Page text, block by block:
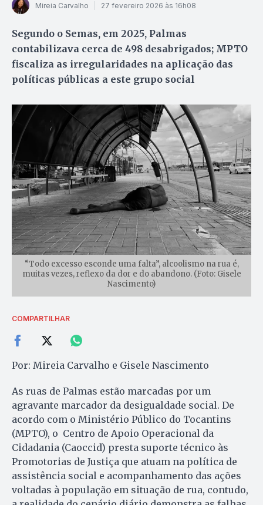
Mireia Carvalho 27 fevereiro 2026 às 16h08
Segundo o Semas, em 2025, Palmas
contabilizava cerca de 498 desabrigados; MPTO
fiscaliza as irregularidades na aplicação das
políticas públicas a este grupo social
“Todo excesso esconde uma falta”, alcoolismo na rua é,
muitas vezes, reflexo da dor e do abandono. (Foto: Gisele
Nascimento)
COMPARTILHAR
Por: Mireia Carvalho e Gisele Nascimento
As ruas de Palmas estão marcadas por um
agravante marcador da desigualdade social. De
acordo com o Ministério Público do Tocantins
(MPTO), o Centro de Apoio Operacional da
Cidadania (Caoccid) presta suporte técnico às
Promotorias de Justiça que atuam na política de
assistência social e acompanhamento das ações
voltadas à população em situação de rua, contudo,